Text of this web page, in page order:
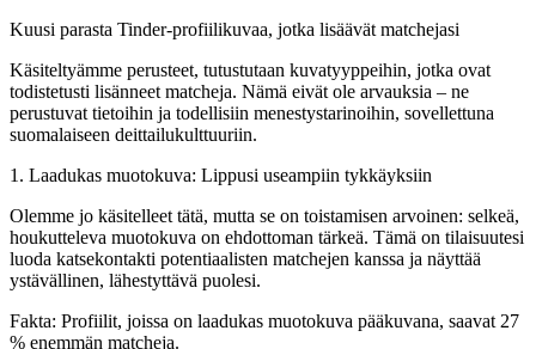
Kuusi parasta Tinder-profiilikuvaa, jotka lisäävät matchejasi
Käsiteltyämme perusteet, tutustutaan kuvatyyppeihin, jotka ovat
todistetusti lisänneet matcheja. Nämä eivät ole arvauksia – ne
perustuvat tietoihin ja todellisiin menestystarinoihin, sovellettuna
suomalaiseen deittailukulttuuriin.
1. Laadukas muotokuva: Lippusi useampiin tykkäyksiin
Olemme jo käsitelleet tätä, mutta se on toistamisen arvoinen: selkeä,
houkutteleva muotokuva on ehdottoman tärkeä. Tämä on tilaisuutesi
luoda katsekontakti potentiaalisten matchejen kanssa ja näyttää
ystävällinen, lähestyttävä puolesi.
Fakta: Profiilit, joissa on laadukas muotokuva pääkuvana, saavat 27
% enemmän matcheja.